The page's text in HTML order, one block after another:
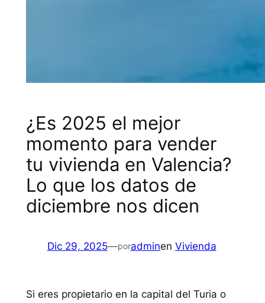
¿Es 2025 el mejor
momento para vender
tu vivienda en Valencia?
Lo que los datos de
diciembre nos dicen
Dic 29, 2025—poradminen Vivienda
Si eres propietario en la capital del Turia o